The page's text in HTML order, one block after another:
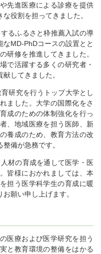
先進医療による診療を提供
役割を担ってきました。
るふるさと枠推薦入試の導
なMD-PhDコースの設置とと
研修を推進してきました。
で活躍する多くの研究者・
してきました。
研究を行うトップ大学とし
ました。大学の国際化をさ
成のための体制強化を行っ
、地域医療を担う医師、新
養成のため、教育方法の改
備が急務です。
材の育成を通して医学・医
皆様におかれましては、本
担う医学科学生の育成に暖
願い申し上げます。
医療および医学研究を担う
と教育環境の整備をはかる